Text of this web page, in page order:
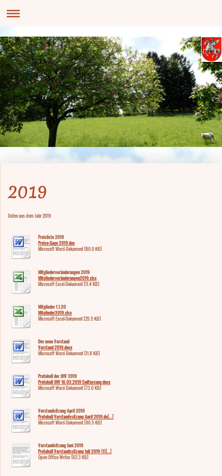
2019
Daten aus dem Jahr 2019
Preisliste 2019
Preise-Gage 2019.doc
Microsoft Word-Dokument [80.0 KB]
Mitgliederveränderungen 2019
Mitgliederveränderungen2019.xlsx
Microsoft Excel-Dokument [11.4 KB]
Mitglieder 1.1.20
Mitglieder2019.xlsx
Microsoft Excel-Dokument [25.5 KB]
Der neue Vorstand
Vorstand 2019.docx
Microsoft Word-Dokument [11.8 KB]
Protokoll der JHV 2019
Protokoll JHV 16.03.2019 Endfassung.docx
Microsoft Word-Dokument [73.0 KB]
Vorstandsitzung April 2019
Protokoll Vorstandssitzung April 2019.do[...]
Microsoft Word-Dokument [90.5 KB]
Vorstandsitzung Juni 2019
Protokoll Vorstandssitzung Juli 2019 (1)[...]
Open Office Writer [62.3 KB]